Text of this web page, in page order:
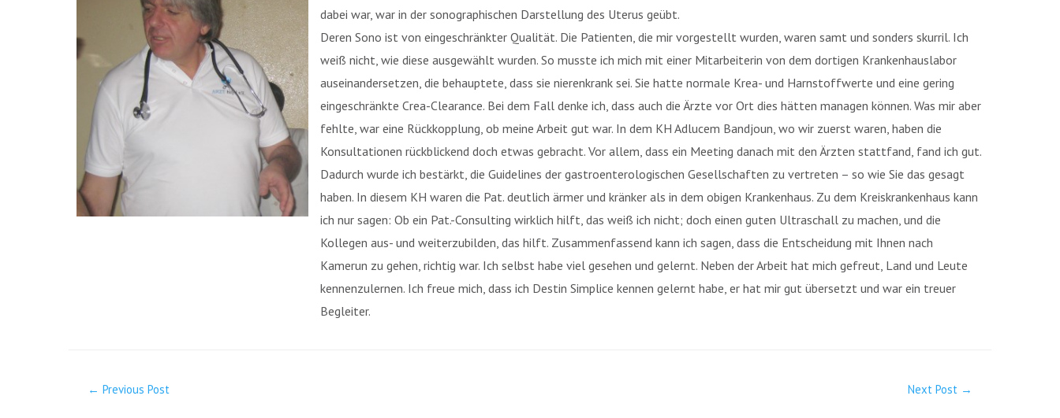
dabei war, war in der sonographischen Darstellung des Uterus geübt.
Deren Sono ist von eingeschränkter Qualität. Die Patienten, die mir vorgestellt wurden, waren samt und sonders skurril. Ich
weiß nicht, wie diese ausgewählt wurden. So musste ich mich mit einer Mitarbeiterin von dem dortigen Krankenhauslabor
auseinandersetzen, die behauptete, dass sie nierenkrank sei. Sie hatte normale Krea- und Harnstoffwerte und eine gering
eingeschränkte Crea-Clearance. Bei dem Fall denke ich, dass auch die Ärzte vor Ort dies hätten managen können. Was mir aber
fehlte, war eine Rückkopplung, ob meine Arbeit gut war. In dem KH Adlucem Bandjoun, wo wir zuerst waren, haben die
Konsultationen rückblickend doch etwas gebracht. Vor allem, dass ein Meeting danach mit den Ärzten stattfand, fand ich gut.
Dadurch wurde ich bestärkt, die Guidelines der gastroenterologischen Gesellschaften zu vertreten – so wie Sie das gesagt
haben. In diesem KH waren die Pat. deutlich ärmer und kränker als in dem obigen Krankenhaus. Zu dem Kreiskrankenhaus kann
ich nur sagen: Ob ein Pat.-Consulting wirklich hilft, das weiß ich nicht; doch einen guten Ultraschall zu machen, und die
Kollegen aus- und weiterzubilden, das hilft. Zusammenfassend kann ich sagen, dass die Entscheidung mit Ihnen nach
Kamerun zu gehen, richtig war. Ich selbst habe viel gesehen und gelernt. Neben der Arbeit hat mich gefreut, Land und Leute
kennenzulernen. Ich freue mich, dass ich Destin Simplice kennen gelernt habe, er hat mir gut übersetzt und war ein treuer
Begleiter.
← Previous Post Next Post →